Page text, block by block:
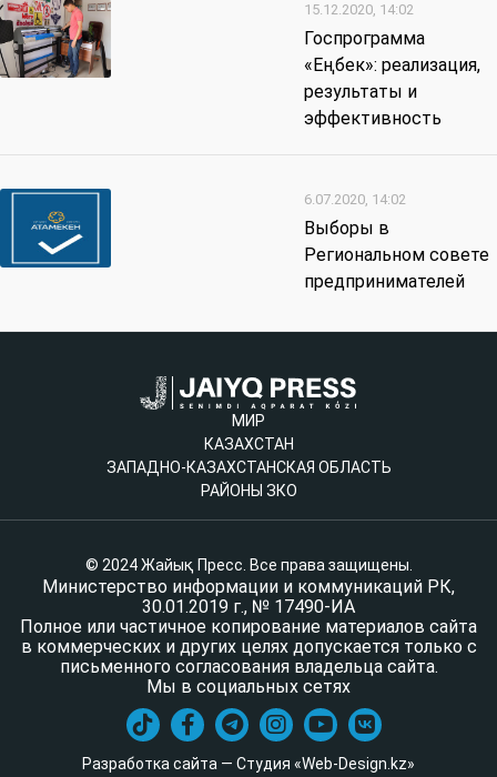
15.12.2020, 14:02
Госпрограмма
«Еңбек»: реализация,
результаты и
эффективность
6.07.2020, 14:02
Выборы в
Региональном совете
предпринимателей
МИР
КАЗАХСТАН
ЗАПАДНО-КАЗАХСТАНСКАЯ ОБЛАСТЬ
РАЙОНЫ ЗКО
© 2024 Жайық Пресс. Все права защищены.
Министерство информации и коммуникаций РК,
30.01.2019 г., № 17490-ИА
Полное или частичное копирование материалов сайта
в коммерческих и других целях допускается только с
письменного согласования владельца сайта.
Мы в социальных сетях
Разработка сайта — Студия «Web-Design.kz»